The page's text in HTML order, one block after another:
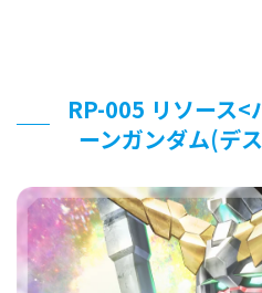
RP-005 リソース<
ーンガンダム(デ